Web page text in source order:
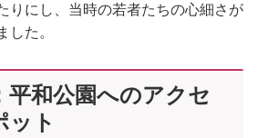
りにし、当時の若者たちの心細さが
した。
平和公園へのアクセ
ット